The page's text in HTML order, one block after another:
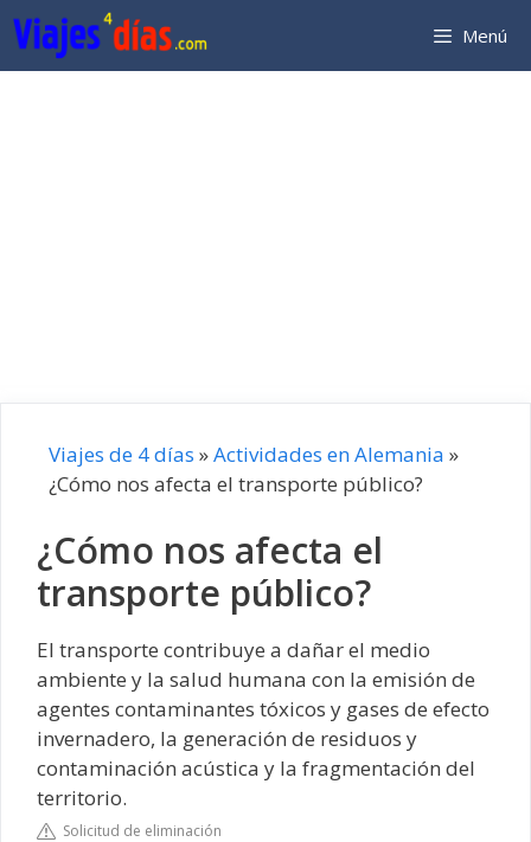
Saltar
al
contenido
Menú
Viajes de 4 días »Actividades en Alemania »
¿Cómo nos afecta el transporte público?
¿Cómo nos afecta el
transporte público?
El transporte contribuye a dañar el medio
ambiente y la salud humana con la emisión de
agentes contaminantes tóxicos y gases de efecto
invernadero, la generación de residuos y
contaminación acústica y la fragmentación del
territorio.
Solicitud de eliminación